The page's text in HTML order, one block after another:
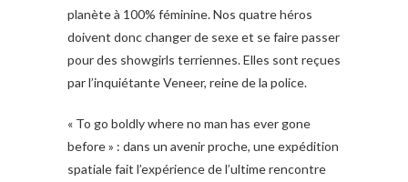
planète à 100% féminine. Nos quatre héros
doivent donc changer de sexe et se faire passer
pour des showgirls terriennes. Elles sont reçues
par l’inquiétante Veneer, reine de la police.
« To go boldly where no man has ever gone
before » : dans un avenir proche, une expédition
spatiale fait l’expérience de l’ultime rencontre